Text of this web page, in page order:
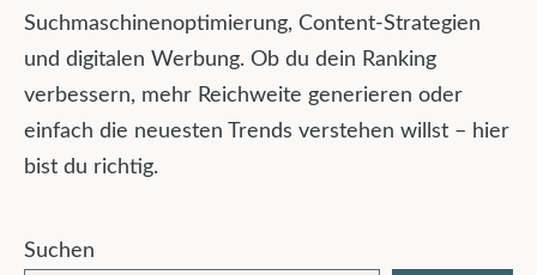
Suchmaschinenoptimierung, Content-Strategien
und digitalen Werbung. Ob du dein Ranking
verbessern, mehr Reichweite generieren oder
einfach die neuesten Trends verstehen willst – hier
bist du richtig.
Suchen